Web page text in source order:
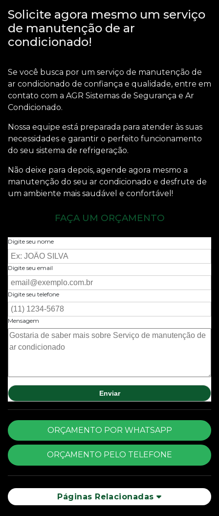
Solicite agora mesmo um serviço
de manutenção de ar
condicionado!
Se você busca por um serviço de manutenção de
ar condicionado de confiança e qualidade, entre em
contato com a AGR Sistemas de Segurança e Ar
Condicionado.
Nossa equipe está preparada para atender às suas
necessidades e garantir o perfeito funcionamento
do seu sistema de refrigeração.
Não deixe para depois, agende agora mesmo a
manutenção do seu ar condicionado e desfrute de
um ambiente mais saudável e confortável!
FAÇA UM ORÇAMENTO
Digite seu nome
Digite seu email
Digite seu telefone
Mensagem
ORÇAMENTO POR WHATSAPP
ORÇAMENTO PELO TELEFONE
Páginas Relacionadas